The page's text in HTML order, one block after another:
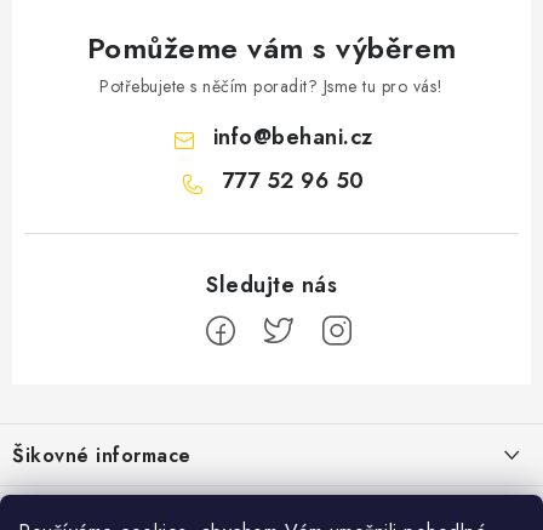
Pomůžeme vám s výběrem
Potřebujete s něčím poradit? Jsme tu pro vás!
info@behani.cz
777 52 96 50
á
p
a
Šikovné informace
Ceník dopravy
Běžecké zajímavosti